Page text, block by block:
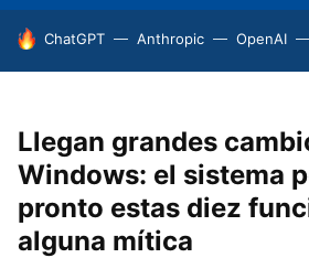
HOY SE HABLA DE
ChatGPT Anthropic OpenAI
Llegan grandes
Windows: el sistema
pronto estas diez
alguna mítica